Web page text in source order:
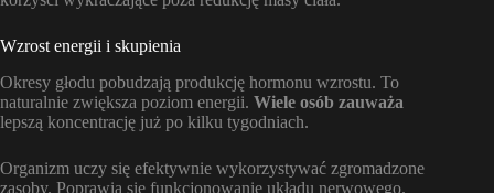
Wzrost energii i skupienia
Okresy głodu pobudzają produkcję hormonu wzrostu. To
naturalnie zwiększa poziom energii. Wiele osób zauważa
lepszą koncentrację już po kilku tygodniach.
Organizm uczy się efektywnie wykorzystywać zgromadzone
zasoby. Poprawia się funkcjonowanie układu nerwowego.